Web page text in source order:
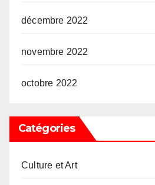
décembre 2022
novembre 2022
octobre 2022
Catégories
Culture et Art